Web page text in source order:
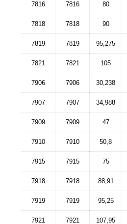
7816 7816 80
7818 7818 90
7819 7819 95,275
7821 7821 105
7906 7906 30,238
7907 7907 34,988
7909 7909 47
7910 7910 50,8
7915 7915 75
7918 7918 88,91
7919 7919 95,25
7921 7921 107,95